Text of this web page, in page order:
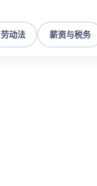
劳动法 薪资与税务